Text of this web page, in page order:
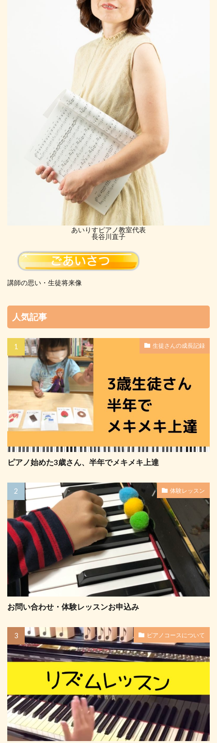
あいりすピアノ教室代表
長谷川直子
講師の思い・生徒将来像
人気記事
生徒さんの成長記録
ピアノ始めた3歳さん、半年でメキメキ上達
体験レッスン
お問い合わせ・体験レッスンお申込み
ピアノコースについて